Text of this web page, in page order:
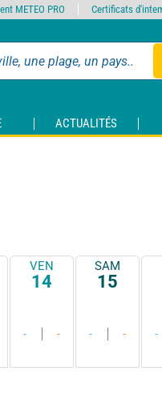
ACTUALITÉS
VEN
14
- -
SAM
15
- - -
METEO PRO Certificats